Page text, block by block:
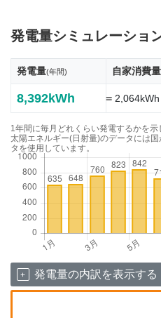
発電量シミュレーショ
発電量(年間) 自家消費量
8,392kWh =2,064kWh
1年間に毎月どれくらい発電するかを示
太陽エネルギー(日射量)のデータには
タを使用しています。
発電量の内訳を表示する